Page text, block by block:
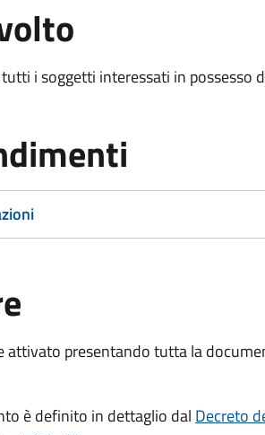
i soggetti interessati in possesso
attivato presentando tutta la
è definito in dettaglio dal Decreto